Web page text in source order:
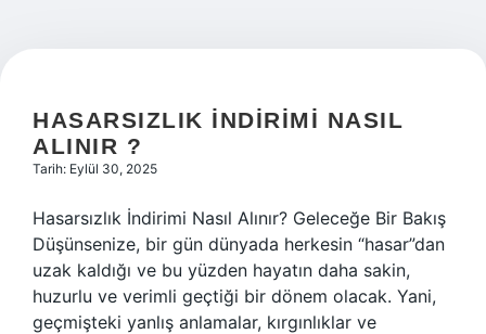
HASARSIZLIK INDIRIMI NASIL
ALINIR ?
Tarih: Eylül 30, 2025
Hasarsızlık İndirimi Nasıl Alınır? Geleceğe Bir Bakış
Düşünsenize, bir gün dünyada herkesin “hasar”dan
uzak kaldığı ve bu yüzden hayatın daha sakin,
huzurlu ve verimli geçtiği bir dönem olacak. Yani,
geçmişteki yanlış anlamalar, kırgınlıklar ve